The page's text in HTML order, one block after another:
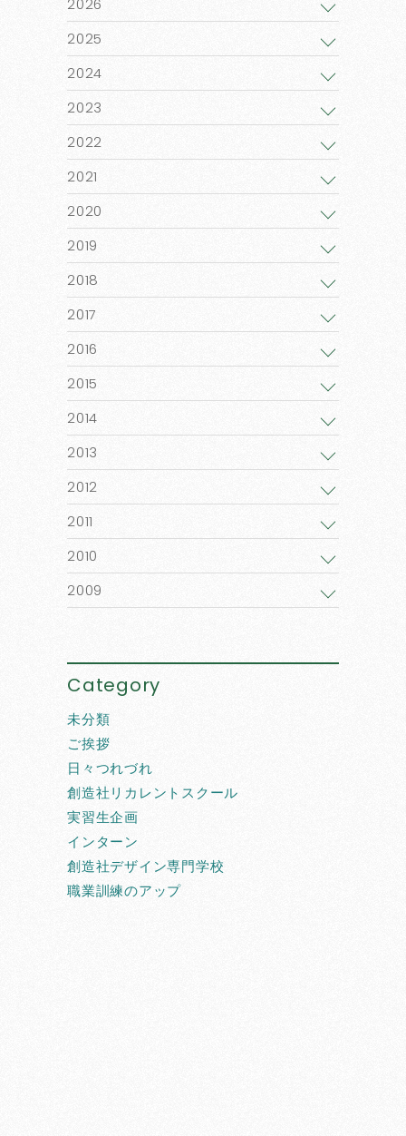
2026
2025
2024
2023
2022
2021
2020
2019
2018
2017
2016
2015
2014
2013
2012
2011
2010
2009
Category
未分類
ご挨拶
日々つれづれ
創造社リカレントスクール
実習生企画
インターン
創造社デザイン専門学校
職業訓練のアップ